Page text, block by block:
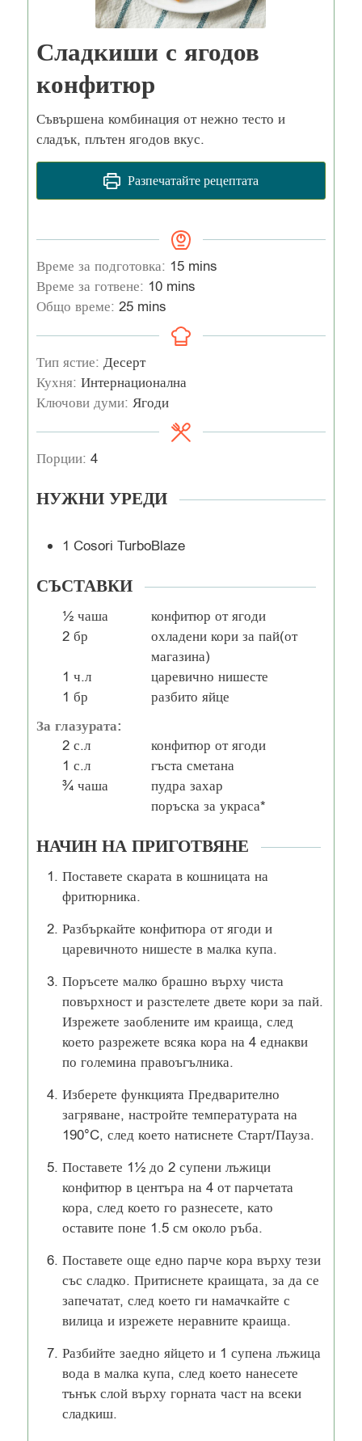
Сладкиши с ягодов
конфитюр
Съвършена комбинация от нежно тесто и
сладък, плътен ягодов вкус.
Разпечатайте рецептата
Време за подготовка: 15 mins
Време за готвене: 10 mins
Общо време: 25 mins
Тип ястие: Десерт
Кухня: Интернационална
Ключови думи: Ягоди
Порции: 4
НУЖНИ УРЕДИ
1 Cosori TurboBlaze
СЪСТАВКИ
½ чаша
конфитюр от ягоди
2 бр
охладени кори за пай(от
магазина)
1 ч.л
царевично нишесте
1 бр разбито яйце
За глазурата:
2 с.л
конфитюр от ягоди
1 с.л
гъста сметана
¾ чаша
пудра захар
поръска за украса*
НАЧИН НА ПРИГОТВЯНЕ
Поставете скарата в кошницата на
фритюрника.
Разбъркайте конфитюра от ягоди и
царевичното нишесте в малка купа.
Поръсете малко брашно върху чиста
повърхност и разстелете двете кори за пай.
Изрежете заоблените им краища, след
което разрежете всяка кора на 4 еднакви
по големина правоъгълника.
Изберете функцията Предварително
загряване, настройте температурата на
190°C, след което натиснете Старт/Пауза.
Поставете 1½ до 2 супени лъжици
конфитюр в центъра на 4 от парчетата
кора, след което го разнесете, като
оставите поне 1.5 см около ръба.
Поставете още едно парче кора върху тези
със сладко. Притиснете краищата, за да се
запечатат, след което ги намачкайте с
вилица и изрежете неравните краища.
Разбийте заедно яйцето и 1 супена лъжица
вода в малка купа, след което нанесете
тънък слой върху горната част на всеки
сладкиш.